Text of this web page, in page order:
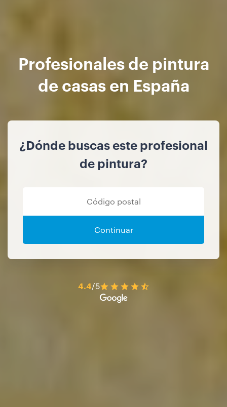
Profesionales de pintura
de casas en España
¿Dónde buscas este profesional
de pintura?
Continuar
4.4/5